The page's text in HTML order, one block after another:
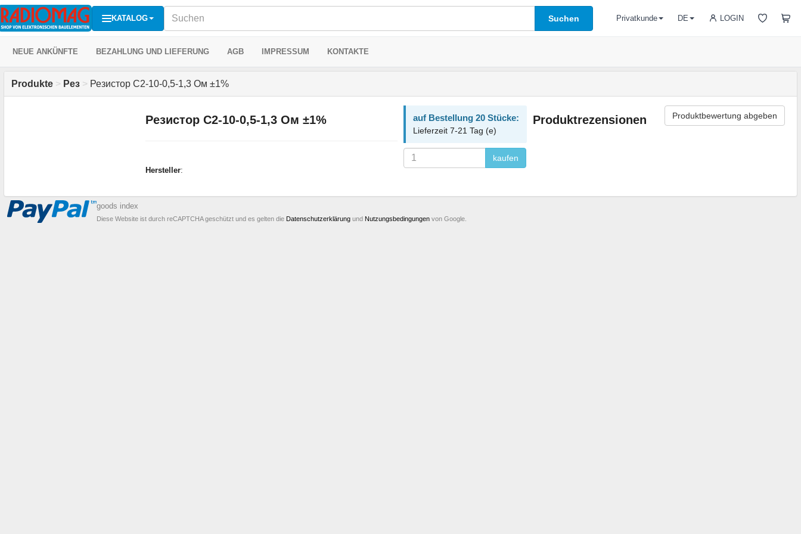
KATALOG Suchen LOGIN
Privatkunde DE
NEUE ANKÜNFTE BEZAHLUNG UND LIEFERUNG AGB IMPRESSUM KONTAKTE
Produkte > Рез > Резистор С2-10-0,5-1,3 Ом ±1%
Резистор С2-10-0,5-1,3 Ом ±1%
Hersteller:
auf Bestellung 20 Stücke:
Lieferzeit 7-21 Tag (e)
kaufen
Produktrezensionen Produktbewertung abgeben
goods index
Diese Website ist durch reCAPTCHA geschützt und es gelten die Datenschutzerklärung und Nutzungsbedingungen von Google.